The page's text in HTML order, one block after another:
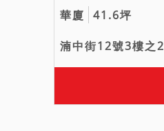
華廈 41.6坪
湳中街12號3樓之2